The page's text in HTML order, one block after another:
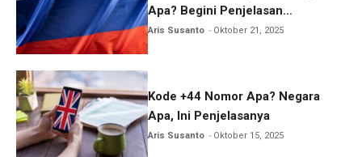
Apa? Begini Penjelasan
Lengkapnya
Aris Susanto Oktober 21, 2025
Kode +44 Nomor Apa? Negara
Apa, Ini Penjelasanya
Aris Susanto Oktober 15, 2025